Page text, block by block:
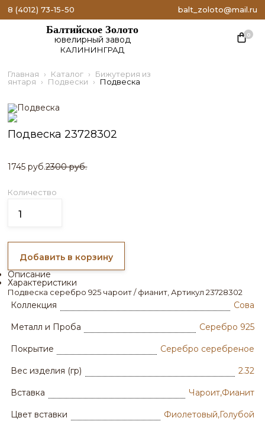
8 (4012) 73-15-50 balt_zoloto@mail.ru
0
Балтийское Золото
ювелирный завод
КАЛИНИНГРАД
Главная Каталог
Бижутерия из
янтаря
Подвески Подвеска
Подвеска 23728302
1745 руб.2300 руб.
Количество
Добавить в корзину
Описание
Характеристики
Подвеска серебро 925 чароит / фианит, Артикул 23728302
Коллекция Сова
Металл и Проба Серебро 925
Покрытие Серебро серебреное
Вес изделия (гр) 2.32
Вставка Чароит,Фианит
Цвет вставки Фиолетовый,Голубой